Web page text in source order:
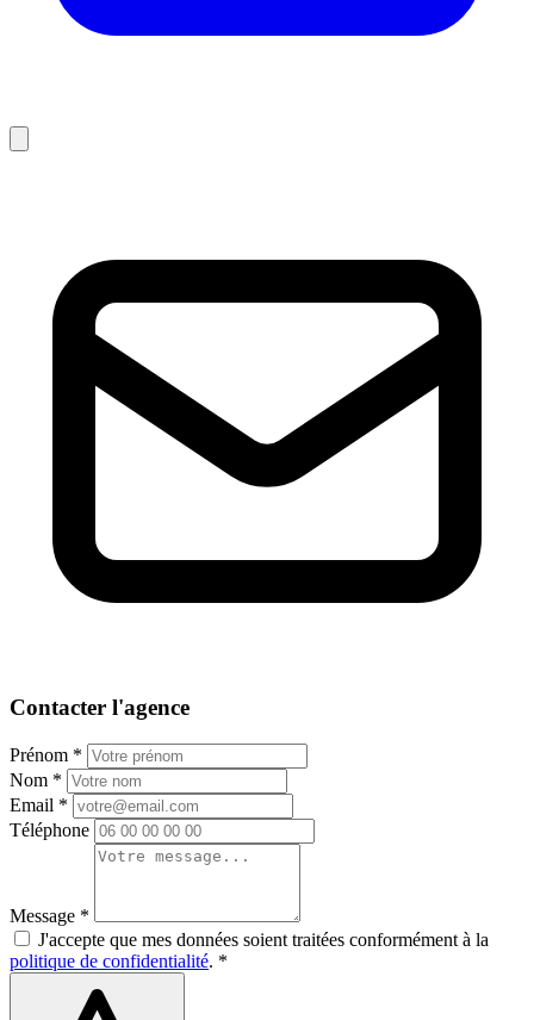
Contacter l'agence
Prénom *
Nom *
Email *
Téléphone
Message *
J'accepte que mes données soient traitées conformément à la
politique de confidentialité. *